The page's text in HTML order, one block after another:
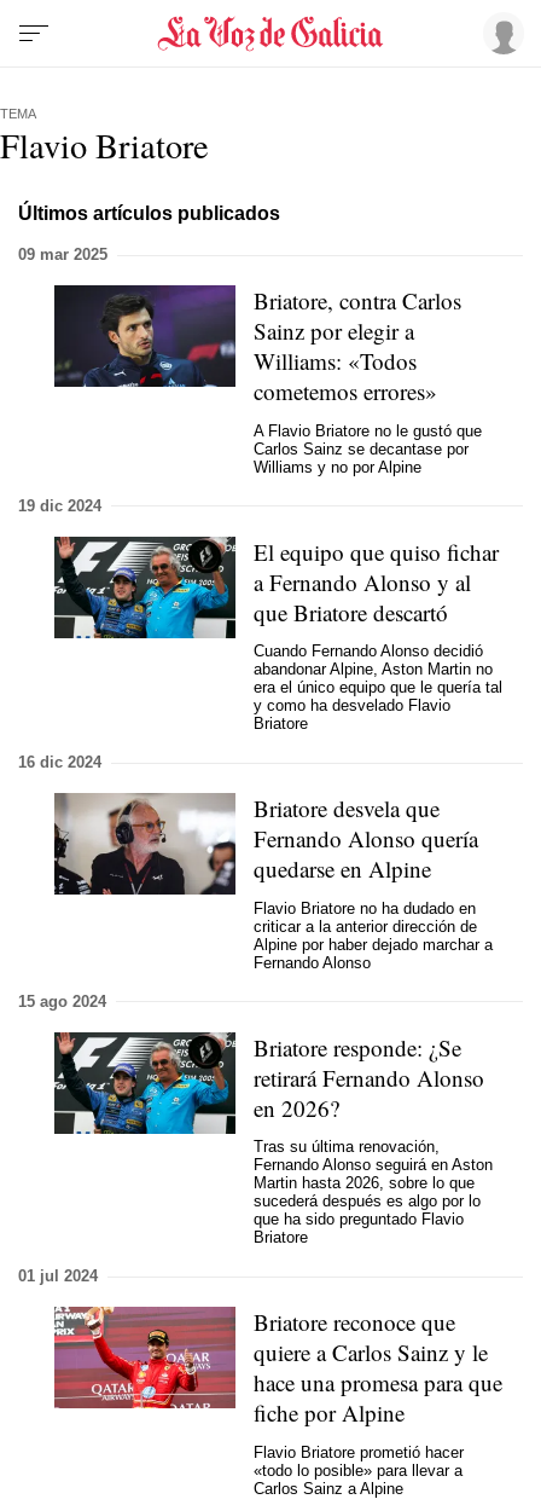
TEMA
Flavio Briatore
Últimos artículos publicados
09 mar 2025
Briatore, contra Carlos
Sainz por elegir a
Williams: «Todos
cometemos errores»
A Flavio Briatore no le gustó que
Carlos Sainz se decantase por
Williams y no por Alpine
19 dic 2024
El equipo que quiso fichar
a Fernando Alonso y al
que Briatore descartó
Cuando Fernando Alonso decidió
abandonar Alpine, Aston Martin no
era el único equipo que le quería tal
y como ha desvelado Flavio
Briatore
16 dic 2024
Briatore desvela que
Fernando Alonso quería
quedarse en Alpine
Flavio Briatore no ha dudado en
criticar a la anterior dirección de
Alpine por haber dejado marchar a
Fernando Alonso
15 ago 2024
Briatore responde: ¿Se
retirará Fernando Alonso
en 2026?
Tras su última renovación,
Fernando Alonso seguirá en Aston
Martin hasta 2026, sobre lo que
sucederá después es algo por lo
que ha sido preguntado Flavio
Briatore
01 jul 2024
Briatore reconoce que
quiere a Carlos Sainz y le
hace una promesa para que
fiche por Alpine
Flavio Briatore prometió hacer
«todo lo posible» para llevar a
Carlos Sainz a Alpine